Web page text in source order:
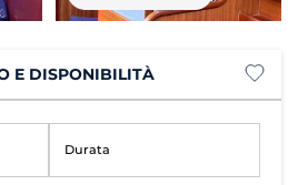
E DISPONIBILITÀ
Durata